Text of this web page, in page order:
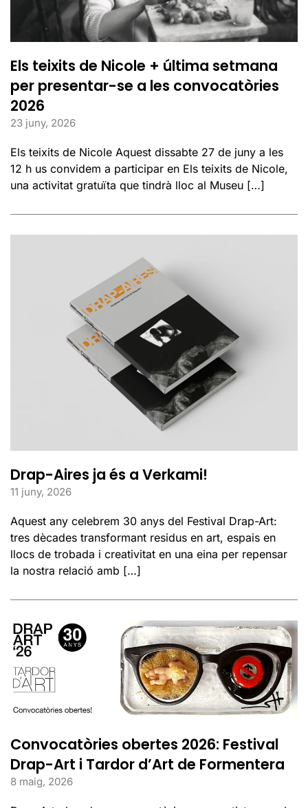
Els teixits de Nicole + última setmana
per presentar-se a les convocatòries
2026
23 juny, 2026
Els teixits de Nicole Aquest dissabte 27 de juny a les
12 h us convidem a participar en Els teixits de Nicole,
una activitat gratuïta que tindrà lloc al Museu […]
Drap-Aires ja és a Verkami!
11 juny, 2026
Aquest any celebrem 30 anys del Festival Drap-Art:
tres dècades transformant residus en art, espais en
llocs de trobada i creativitat en una eina per repensar
la nostra relació amb […]
Convocatòries obertes 2026: Festival
Drap-Art i Tardor d’Art de Formentera
8 maig, 2026